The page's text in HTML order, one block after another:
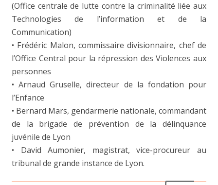
(Office centrale de lutte contre la criminalité liée aux
Technologies de l’information et de la
Communication)
• Frédéric Malon, commissaire divisionnaire, chef de
l’Office Central pour la répression des Violences aux
personnes
• Arnaud Gruselle, directeur de la fondation pour
l’Enfance
• Bernard Mars, gendarmerie nationale, commandant
de la brigade de prévention de la délinquance
juvénile de Lyon
• David Aumonier, magistrat, vice-procureur au
tribunal de grande instance de Lyon.